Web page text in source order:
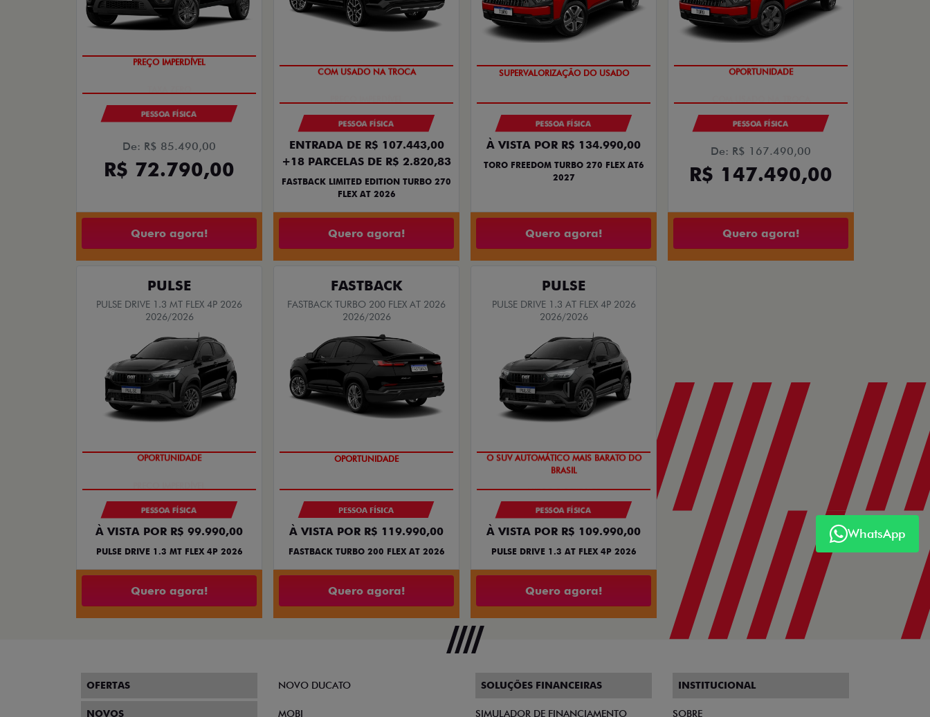
PREÇO IMPERDÍVEL
PESSOA FÍSICA
De: R$ 85.490,00
R$ 72.790,00
Quero agora!
COM USADO NA TROCA
PESSOA FÍSICA
ENTRADA DE R$ 107.443,00
+18 PARCELAS DE R$ 2.820,83
FASTBACK LIMITED EDITION TURBO 270
FLEX AT 2026
Quero agora!
SUPERVALORIZAÇÃO DO USADO
PESSOA FÍSICA
À VISTA POR R$ 134.990,00
TORO FREEDOM TURBO 270 FLEX AT6
2027
Quero agora!
OPORTUNIDADE
PESSOA FÍSICA
De: R$ 167.490,00
R$ 147.490,00
Quero agora!
PULSE
PULSE DRIVE 1.3 MT FLEX 4P 2026
2026/2026
OPORTUNIDADE
PESSOA FÍSICA
À VISTA POR R$ 99.990,00
PULSE DRIVE 1.3 MT FLEX 4P 2026
Quero agora!
FASTBACK
FASTBACK TURBO 200 FLEX AT 2026
2026/2026
OPORTUNIDADE
PESSOA FÍSICA
À VISTA POR R$ 119.990,00
FASTBACK TURBO 200 FLEX AT 2026
Quero agora!
PULSE
PULSE DRIVE 1.3 AT FLEX 4P 2026
2026/2026
O SUV AUTOMÁTICO MAIS BARATO DO
BRASIL
PESSOA FÍSICA
À VISTA POR R$ 109.990,00
PULSE DRIVE 1.3 AT FLEX 4P 2026
Quero agora!
WhatsApp
OFERTAS
NOVOS
NOVO DUCATO
MOBI
SOLUÇÕES FINANCEIRAS
SIMULADOR DE FINANCIAMENTO
INSTITUCIONAL
SOBRE